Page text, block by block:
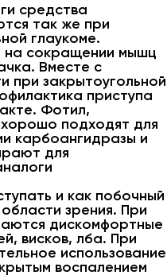
средства
так же при
глаукоме.
на сокращении мышц
Вместе с
при закрытоугольной
приступа
Фотил,
подходят для
карбоангидразы и
для
и как побочный
зрения. При
дискомфортные
висков, лба. При
использование
воспалением